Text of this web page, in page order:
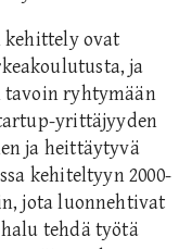
kehittely ovat
ja
tavoin ryhtymään
yrittäjyyden
ja heittäytyvä
kehiteltyyn 2000-
jota luonnehtivat
tehdä työtä